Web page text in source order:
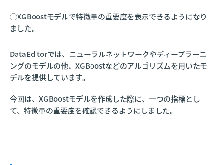
◯XGBoostモデルで特徴量の重要度を表示できるようになり
ました。
DataEditorでは、ニューラルネットワークやディープラーニ
ングのモデルの他、XGBoostなどのアルゴリズムを用いたモ
デルを提供しています。
今回は、XGBoostモデルを作成した際に、一つの指標とし
て、特徴量の重要度を確認できるようにしました。